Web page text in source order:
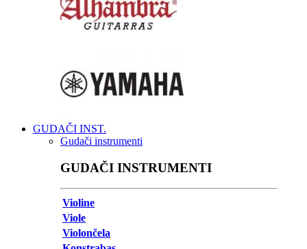
GUDAČI INST.
Gudači instrumenti
GUDAČI INSTRUMENTI
Violine
Viole
Violončela